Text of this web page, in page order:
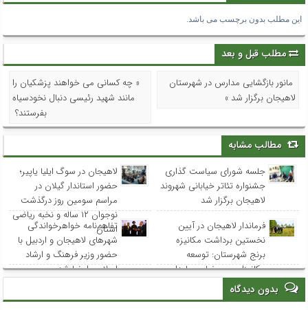
این مطلب بدون برچسب می باشد.
مطلب قبل و بعد
مانور بازگشایی مدارس در شهرستان
لاهیجان برگزار شد »
« چه کسانی می خواهند پزشکیان را
مانند شهید رئیسی دنبال نخودسیاه
بفرستند؟
مطالب مشابه
جلسه شورای سیاست گذاری
جشنواره تئاتر خیابانی شهروند
لاهیجان برگزار شد
لاهیجان در سوگ ایلیا یاپیر؛
حضور استاندار گیلان در
مراسم سومین روز درگذشت
نوجوان ۱۲ ساله و نخبه ریاضی
استان
فرماندار لاهیجان در آیین
نخستین برداشت مکانیزه
برنج شهرستان: توسعه
مکانیزاسیون، ضامن پایداری
تولید برنج و حمایت از
کشاورزان است
تفاهم‌نامه خواهرخواندگی
شهرهای لاهیجان و اردبیل با
حضور وزیر فرهنگ و ارشاد
اسلامی امضا شد
بدون دیدگاه